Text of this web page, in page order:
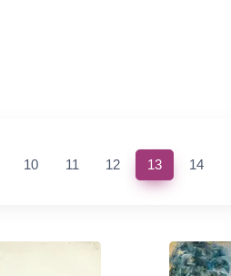
10 11 12 13(current)
14